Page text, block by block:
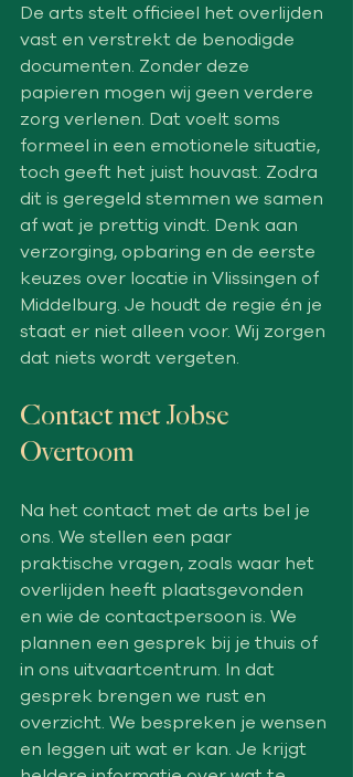
De arts stelt officieel het overlijden
vast en verstrekt de benodigde
documenten. Zonder deze
papieren mogen wij geen verdere
zorg verlenen. Dat voelt soms
formeel in een emotionele situatie,
toch geeft het juist houvast. Zodra
dit is geregeld stemmen we samen
af wat je prettig vindt. Denk aan
verzorging, opbaring en de eerste
keuzes over locatie in Vlissingen of
Middelburg. Je houdt de regie én je
staat er niet alleen voor. Wij zorgen
dat niets wordt vergeten.
Contact met Jobse
Overtoom
Na het contact met de arts bel je
ons. We stellen een paar
praktische vragen, zoals waar het
overlijden heeft plaatsgevonden
en wie de contactpersoon is. We
plannen een gesprek bij je thuis of
in ons uitvaartcentrum. In dat
gesprek brengen we rust en
overzicht. We bespreken je wensen
en leggen uit wat er kan. Je krijgt